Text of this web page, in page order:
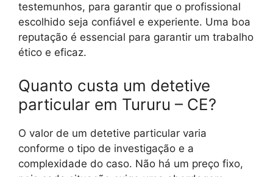
testemunhos, para garantir que o profissional
escolhido seja confiável e experiente. Uma boa
reputação é essencial para garantir um trabalho
ético e eficaz.
Quanto custa um detetive
particular em Tururu – CE?
O valor de um detetive particular varia
conforme o tipo de investigação e a
complexidade do caso. Não há um preço fixo,